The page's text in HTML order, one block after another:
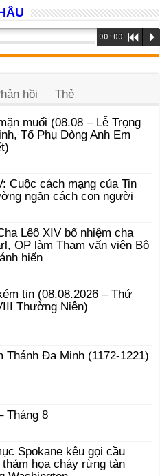
00:00 R P
hồi Thẻ
muối (08.08 – Lễ Trọng
Tổ Phụ Dòng Anh Em
Cuộc cách mạng của Tin
ngăn cách con người
Lêô XIV bổ nhiệm cha
OP làm Tham vấn viên Bộ
hiến
tin (08.08.2026 – Thứ
Thường Niên)
Thánh Ða Minh (1172-1221)
Tháng 8
Spokane kêu gọi cầu
họa cháy rừng tàn